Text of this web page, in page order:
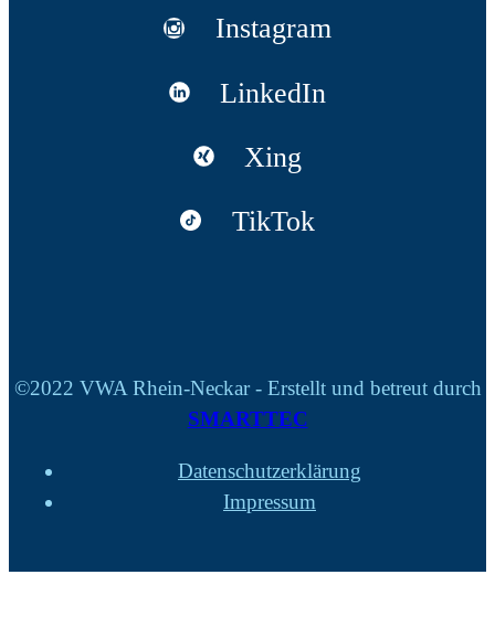
Instagram
LinkedIn
Xing
TikTok
©2022 VWA Rhein-Neckar - Erstellt und betreut durch
SMARTTEC
Datenschutzerklärung
Impressum